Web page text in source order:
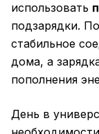
использовать
подзарядки.
стабильное
дома, а
пополнения
День в